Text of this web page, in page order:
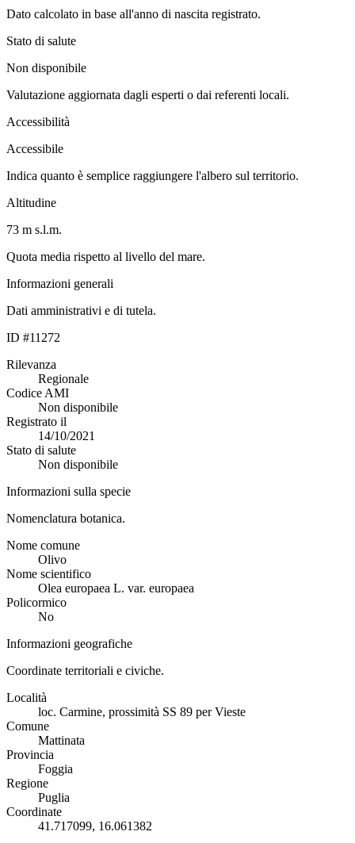
Dato calcolato in base all'anno di nascita registrato.
Stato di salute
Non disponibile
Valutazione aggiornata dagli esperti o dai referenti locali.
Accessibilità
Accessibile
Indica quanto è semplice raggiungere l'albero sul territorio.
Altitudine
73 m s.l.m.
Quota media rispetto al livello del mare.
Informazioni generali
Dati amministrativi e di tutela.
ID #11272
Rilevanza
Regionale
Codice AMI
Non disponibile
Registrato il
14/10/2021
Stato di salute
Non disponibile
Informazioni sulla specie
Nomenclatura botanica.
Nome comune
Olivo
Nome scientifico
Olea europaea L. var. europaea
Policormico
No
Informazioni geografiche
Coordinate territoriali e civiche.
Località
loc. Carmine, prossimità SS 89 per Vieste
Comune
Mattinata
Provincia
Foggia
Regione
Puglia
Coordinate
41.717099, 16.061382